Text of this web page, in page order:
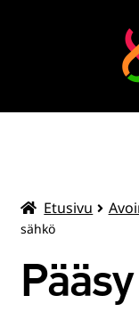
MOVEO
OPISKELIJOILLE
Etusivu
sähkö